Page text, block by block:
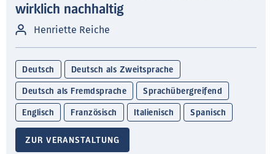
wirklich nachhaltig
Henriette Reiche
Deutsch Deutsch als Zweitsprache
Deutsch als Fremdsprache Sprachübergreifend
Englisch Französisch Italienisch Spanisch
ZUR VERANSTALTUNG